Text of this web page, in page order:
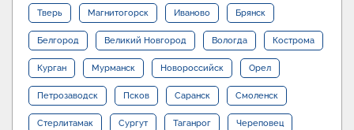
Тверь Магнитогорск Иваново Брянск
Белгород Великий Новгород Вологда Кострома
Курган Мурманск Новороссийск Орел
Петрозаводск Псков Саранск Смоленск
Стерлитамак Сургут Таганрог Череповец